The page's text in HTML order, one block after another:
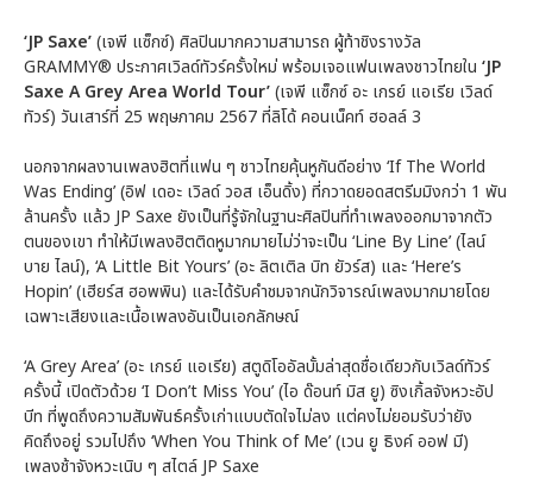
‘JP Saxe’(เจพี แซ็กซ์) ศิลปินมากความสามารถ ผู้ท้าชิงรางวัล
GRAMMY® ประกาศเวิลด์ทัวร์ครั้งใหม่ พร้อมเจอแฟนเพลงชาวไทยใน ‘JP
Saxe A Grey Area World Tour’(เจพี แซ็กซ์ อะ เกรย์ แอเรีย เวิลด์
ทัวร์) วันเสาร์ที่ 25 พฤษภาคม 2567 ที่ลิโด้ คอนเน็คท์ ฮอลล์ 3
นอกจากผลงานเพลงฮิตที่แฟน ๆ ชาวไทยคุ้นหูกันดีอย่าง ‘If The World
Was Ending’ (อิฟ เดอะ เวิลด์ วอส เอ็นดิ้ง) ที่กวาดยอดสตรีมมิงกว่า 1 พัน
ล้านครั้ง แล้ว JP Saxe ยังเป็นที่รู้จักในฐานะศิลปินที่ทำเพลงออกมาจากตัว
ตนของเขา ทำให้มีเพลงฮิตติดหูมากมายไม่ว่าจะเป็น ‘Line By Line’ (ไลน์
บาย ไลน์), ‘A Little Bit Yours’ (อะ ลิตเติล บิท ยัวร์ส) และ ‘Here’s
Hopin’ (เฮียร์ส ฮอพพิน) และได้รับคำชมจากนักวิจารณ์เพลงมากมายโดย
เฉพาะเสียงและเนื้อเพลงอันเป็นเอกลักษณ์
‘A Grey Area’ (อะ เกรย์ แอเรีย) สตูดิโออัลบั้มล่าสุดชื่อเดียวกับเวิลด์ทัวร์
ครั้งนี้ เปิดตัวด้วย ‘I Don’t Miss You’ (ไอ ด๊อนท์ มิส ยู) ซิงเกิ้ลจังหวะอัป
บีท ที่พูดถึงความสัมพันธ์ครั้งเก่าแบบตัดใจไม่ลง แต่คงไม่ยอมรับว่ายัง
คิดถึงอยู่ รวมไปถึง ‘When You Think of Me’ (เวน ยู ธิงค์ ออฟ มี)
เพลงช้าจังหวะเนิบ ๆ สไตล์ JP Saxe